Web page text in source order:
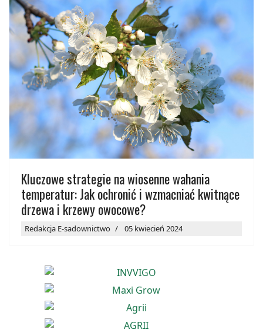
Kluczowe strategie na wiosenne wahania
temperatur: Jak ochronić i wzmacniać kwitnące
drzewa i krzewy owocowe?
Redakcja E-sadownictwo 05 kwiecień 2024